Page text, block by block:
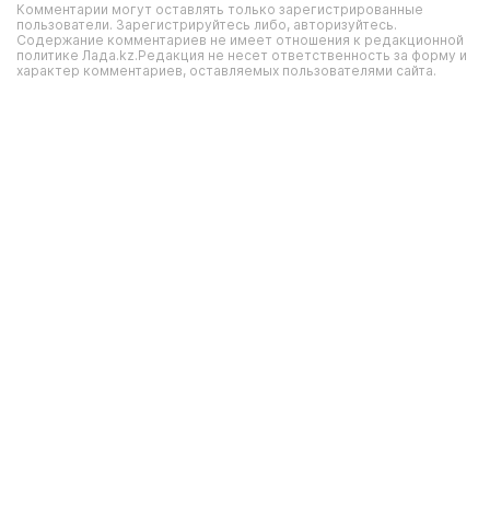
Комментарии могут оставлять только зарегистрированные
пользователи. Зарегистрируйтесь либо, авторизуйтесь.
Содержание комментариев не имеет отношения к редакционной
политике Лада.kz.Редакция не несет ответственность за форму и
характер комментариев, оставляемых пользователями сайта.